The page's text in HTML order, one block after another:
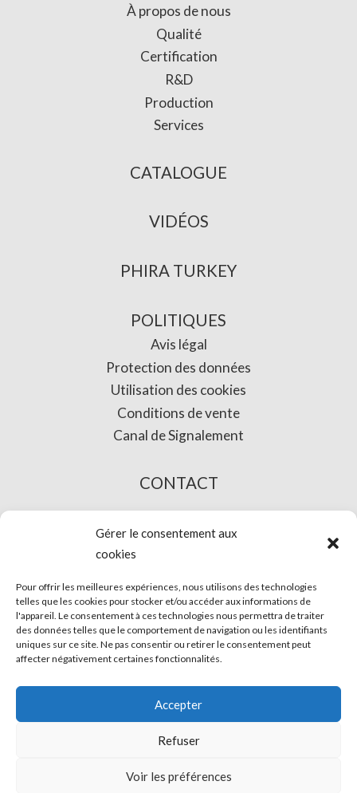
Gérer le consentement aux
cookies
Pour offrir les meilleures expériences, nous utilisons des technologies
telles que les cookies pour stocker et/ou accéder aux informations de
l'appareil. Le consentement à ces technologies nous permettra de traiter
des données telles que le comportement de navigation ou les identifiants
uniques sur ce site. Ne pas consentir ou retirer le consentement peut
affecter négativement certaines fonctionnalités.
Accepter
Refuser
Voir les préférences
À propos de nous
Qualité
Certification
R&D
Production
Services
CATALOGUE
VIDÉOS
PHIRA TURKEY
POLITIQUES
Avis légal
Protection des données
Utilisation des cookies
Conditions de vente
Canal de Signalement
CONTACT
L’ACHAT EN LIGNE
© Phira. Tous droits réservés.
Utilisation des cookies